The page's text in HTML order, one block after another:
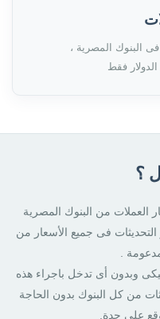
البنوك المصرية ،
فقط
؟
العملات من البنوك المصرية
فى جميع الأسعار من
.
وبدون أى تدخل باجراء هذه
من كل البنوك بدون الحاجة
على حدة.